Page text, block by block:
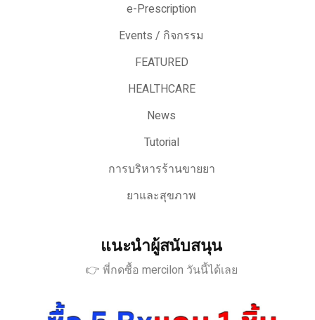
e-Prescription
Events / กิจกรรม
FEATURED
HEALTHCARE
News
Tutorial
การบริหารร้านขายยา
ยาและสุขภาพ
แนะนำผู้สนับสนุน
👉 พี่กดซื้อ mercilon วันนี้ได้เลย